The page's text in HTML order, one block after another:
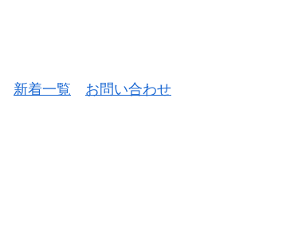
新着一覧 お問い合わせ